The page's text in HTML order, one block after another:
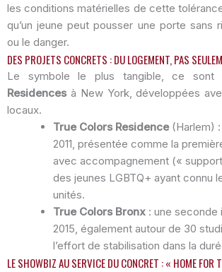
les conditions matérielles de cette
qu’un jeune peut pousser une porte sans
ou le danger.
DES PROJETS CONCRETS : DU LOGEMENT, PAS
Le symbole le plus tangible, ce sont
Residencesà New York, développées
locaux.
True Colors Residence(Harlem)
2011, présentée comme la
avec accompagnement («
des jeunes LGBTQ+ ayant connu
unités.
True Colors Bronx : une seconde
2015, également autour de 30
l’effort de stabilisation dans la
LE SHOWBIZ AU SERVICE DU CONCRET : « HOME FOR